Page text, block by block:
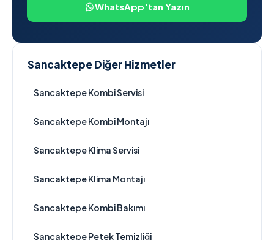
WhatsApp'tan Yazın
Sancaktepe Diğer Hizmetler
Sancaktepe Kombi Servisi
Sancaktepe Kombi Montajı
Sancaktepe Klima Servisi
Sancaktepe Klima Montajı
Sancaktepe Kombi Bakımı
Sancaktepe Petek Temizliği